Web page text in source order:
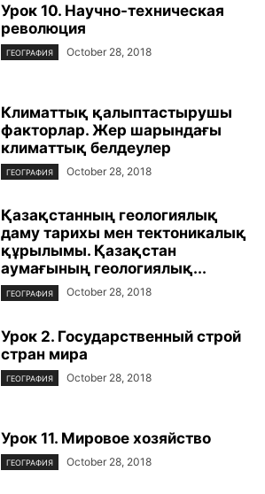
Урок 10. Научно-техническая
революция
ГЕОГРАФИЯ October 28, 2018
Климаттық қалыптастырушы
факторлар. Жер шарындағы
климаттық белдеулер
ГЕОГРАФИЯ October 28, 2018
Қазақстанның геологиялық
даму тарихы мен тектоникалық
құрылымы. Қазақстан
аумағының геологиялық...
ГЕОГРАФИЯ October 28, 2018
Урок 2. Государственный строй
стран мира
ГЕОГРАФИЯ October 28, 2018
Урок 11. Мировое хозяйство
ГЕОГРАФИЯ October 28, 2018